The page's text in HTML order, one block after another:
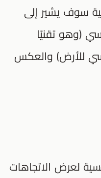
سوف يشير إلى
(وهو تقنيًا
للأرض) والعكس
لعرض الاتجاهات